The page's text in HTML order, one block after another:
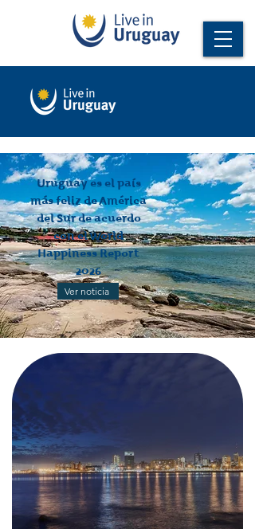
Uruguay es el país
más feliz de América
del Sur de acuerdo
con el World
Happiness Report
2026
Ver noticia